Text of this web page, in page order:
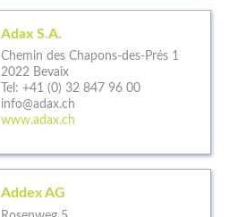
Adax S.A.
Chemin des Chapons-des-Prés 1
2022 Bevaix
Tel: +41 (0) 32 847 96 00
info@adax.ch
www.adax.ch
Addex AG